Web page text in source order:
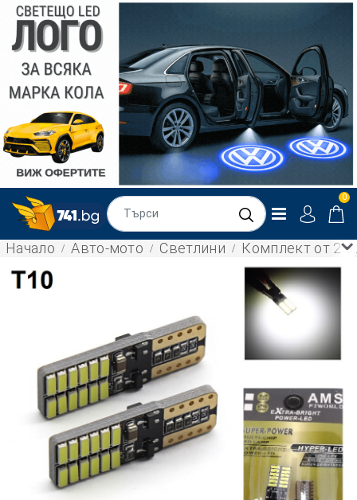
0
Начало Авто-мото Светлини Комплект от 2